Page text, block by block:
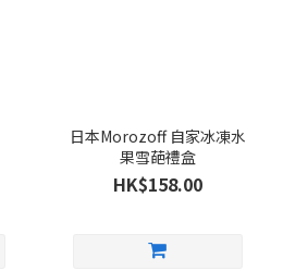
日本Morozoff 自家冰凍水
果雪葩禮盒
HK$158.00